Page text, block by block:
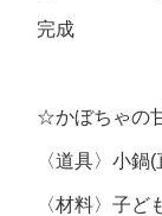
完成
☆かぼちゃの
〈道具〉小
〈材料〉子ど